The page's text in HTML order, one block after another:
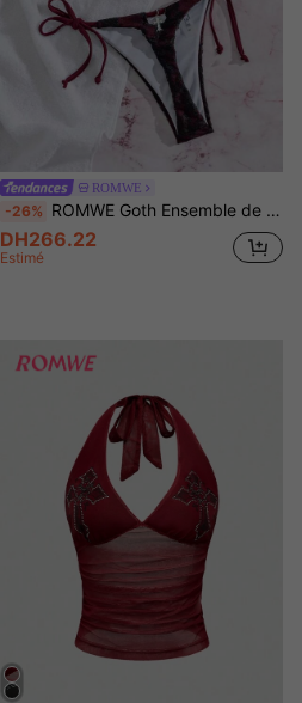
ROMWE
-26% ROMWE Goth Ensemble de bikini sexy avec laçage croisé et attache au cou pour femmes. Maillot de bain à la mode pour vacances à la plage et fêtes au bord de la piscine
DH266.22
Estimé